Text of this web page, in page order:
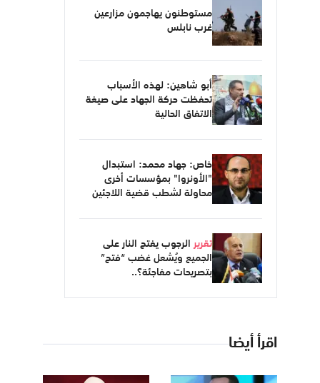
مستوطنون يهاجمون مزارعين
غرب نابلس
أبو شاهين: لهذه الأسباب
تحفظت حركة الجهاد على صيغة
الاتفاق الحالية
خاص: جهاد محمد: استبدال
"الأونروا" بمؤسسات أخرى
محاولة لشطب قضية اللاجئين
تقرير الرجوب يفتح النار على
الجميع ويُشعل غضب “فتح”
بتصريحات مفاجئة؟..
اقرأ أيضا